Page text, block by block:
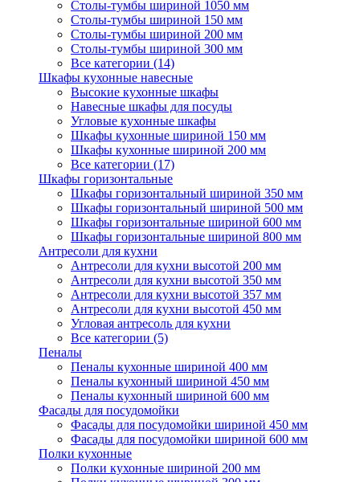
Столы-тумбы шириной 1050 мм
Столы-тумбы шириной 150 мм
Столы-тумбы шириной 200 мм
Столы-тумбы шириной 300 мм
Все категории (14)
Шкафы кухонные навесные
Высокие кухонные шкафы
Навесные шкафы для посуды
Угловые кухонные шкафы
Шкафы кухонные шириной 150 мм
Шкафы кухонные шириной 200 мм
Все категории (17)
Шкафы горизонтальные
Шкафы горизонтальный шириной 350 мм
Шкафы горизонтальный шириной 500 мм
Шкафы горизонтальные шириной 600 мм
Шкафы горизонтальные шириной 800 мм
Антресоли для кухни
Антресоли для кухни высотой 200 мм
Антресоли для кухни высотой 350 мм
Антресоли для кухни высотой 357 мм
Антресоли для кухни высотой 450 мм
Угловая антресоль для кухни
Все категории (5)
Пеналы
Пеналы кухонные шириной 400 мм
Пеналы кухонный шириной 450 мм
Пеналы кухонный шириной 600 мм
Фасады для посудомойки
Фасады для посудомойки шириной 450 мм
Фасады для посудомойки шириной 600 мм
Полки кухонные
Полки кухонные шириной 200 мм